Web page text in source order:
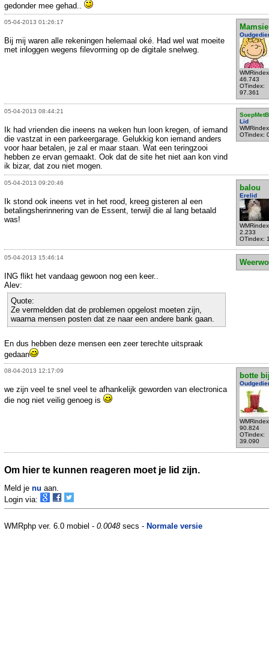
gedonder mee gehad..
05-04-2013 01:26:17
Mamsie
46.743
OTindex:
97.361
Bij mij waren alle rekeningen helemaal oké. Had wel wat moeite
met inloggen wegens filevorming op de digitale snelweg.
05-04-2013 08:44:21
Lid
OTindex:
Ik had vrienden die ineens na weken hun loon kregen, of iemand
die vastzat in een parkeergarage. Gelukkig kon iemand anders
voor haar betalen, je zal er maar staan. Wat een teringzooi
hebben ze ervan gemaakt. Ook dat de site het niet aan kon vind
ik bizar, dat zou niet mogen.
05-04-2013 09:20:46
balou
Erelid
2.233
OTindex:
Ik stond ook ineens vet in het rood, kreeg gisteren al een
betalingsherinnering van de Essent, terwijl die al lang betaald
was!
05-04-2013 15:46:14
ING flikt het vandaag gewoon nog een keer..
Alev:
Quote:
Ze vermeldden dat de problemen opgelost moeten zijn,
waarna mensen posten dat ze naar een andere bank gaan.
En dus hebben deze mensen een zeer terechte uitspraak
gedaan
08-04-2013 12:17:09
botte
90.824
OTindex:
39.090
we zijn veel te snel veel te afhankelijk geworden van electronica
die nog niet veilig genoeg is
Om hier te kunnen reageren moet je lid zijn.
Meld je nu aan.
Login via:
WMRphp ver. 6.0 mobiel - 0.0048secs - Normale versie